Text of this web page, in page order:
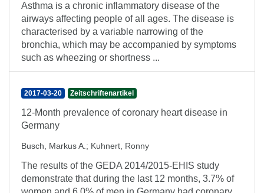
Asthma is a chronic inflammatory disease of the
airways affecting people of all ages. The disease is
characterised by a variable narrowing of the
bronchia, which may be accompanied by symptoms
such as wheezing or shortness ...
2017-03-20 Zeitschriftenartikel
12-Month prevalence of coronary heart disease in
Germany
Busch, Markus A. ; Kuhnert, Ronny
The results of the GEDA 2014/2015-EHIS study
demonstrate that during the last 12 months, 3.7% of